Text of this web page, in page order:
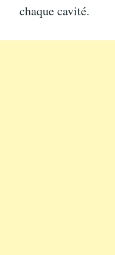
chaque cavité.